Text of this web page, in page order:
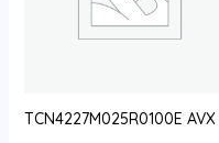
TCN4227M025R0100E AVX